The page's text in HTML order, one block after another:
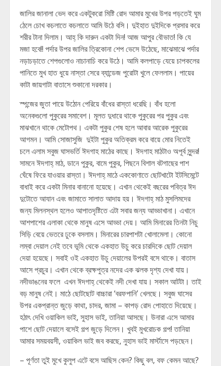
জালির জানালা ভেদ করে একটুকরো মিষ্টি রোদ আমার মুখের উপর পড়তেই ঘুম
ঠেলে চোখ কচলাতে কচলাতে আমি উঠে বসি। দুইহাত দুইদিকে প্রসার করে
শরীর টানা দিলাম। আহ্ কি দারুন একটা দিন! আজ আপুর বৌভাত! কি যে
মজা হবে!! পর্দার উপর জালির ত্রিকোনা শেপ ভেসে উঠেছে, মাঝেমাঝে পর্দার
নড়াচড়াতে শেপগুলোও নাচানাচি করে উঠে। আমি কলপাড়ে যেয়ে চাপকলের
পানিতে মুখ হাত ধুয়ে নাস্তা সেরে ব্যান্ডেজ পুরোটা খুলে ফেললাম। পায়ের
কাটা জায়গাটা বাতাসে শুকানো দরকার।
স্পন্জের জুতা পায়ে উঠোন পেরিয়ে বাঁধের রাস্তা ধরেছি। বাঁধ হলো
অনেকগুলো পুকুরের সমাবেশ। মূলত দুধারে থাকে পুকুরের পর পুকুর এবং
মাঝখানে থাকে মেটোপথ। একটা পুকুর শেষ হলে আবার আরেক পুকুরের
আগমন। আমি সোজাসুজি দুইটা পুকুর অতিক্রম করে বায়ে মোর নিতেই
চলে এলাম সবুজ ঘাসভর্তি ঈদগাহ মাঠের কাছে। ঈদগাহ মাঠটাও অপূর্ব সুন্দর!
সামনে ঈদগাহ্ মাঠ, ডানে পুকুর, বামে পুকুর, পিছনে বিশাল বটগাছের পাশ
ঘেঁষে ফিরে যাওয়ার রাস্তা। ঈদগাহ্ মাঠে এককোণাতে ছোটখাটো ইটসিমেন্টে
বাধাই করে একটা মিনার বানানো হয়েছে। এখান থেকেই বছরের পবিত্র ঈদ
দুটোতে আযান এবং জামাতে সালাত আদায় হয়। ঈদগাহ্ মাঠ মুসলিমদের
জন্য মিলনস্থল হলেও আপাতদৃষ্টিতে এটা সবার জন্য আড্ডাখানা। এখানে
আশপাশের এলাকা থেকে মানুষ এসে আড্ডা দেয়। আমি মিনারের তিনটা নিচু
সিড়ি বেয়ে ভেতরে ঢুকে বসলাম। মিনারের চারপাশটা খোলামেলা। কোনো
লম্বা দেয়াল নেই তবে ভূমি থেকে একহাত উচু করে চারদিকে ছোট দেয়াল
দেয়া হয়েছে। সবাই ওই একহাত উচু দেয়ালের উপরই বসে থাকে। বাতাস
আসে প্রচুর। এখান থেকে ব্রক্ষপুত্র নদের এক ঝলক দৃশ্য দেখা যায়।
নদীভাঙনের ফলে এখন ঈদগাহ্ থেকেই নদী দেখা যায়। সকাল আটটা। তাই
বড় মানুষ নেই। মাঠে ছোটছোট বাচ্চারা ‘বরফপানি’ খেলছে। সবুজ ঘাসের
উপর একপ্রান্ত জুড়ে কাথা, চাদর, জামা – কাপড় রোদ পোহাতে দিয়েছে।
হঠাৎ দেখি ওয়াকিল ভাই, সুহাস ভাই, তানিয়া আসছে। উনারা এসে আমার
পাশে ছোট দেয়ালে বসেই গল্প জুড়ে দিলেন। খুবই মুখরোচক গল্প! তানিয়া
আমার সময়বয়সী, ওয়াকিল ভাই জব করছে, নুহাস ভাই মার্স্টাসে পড়ছেন।
– পূর্ণতা তুই মুখে কুলুপ এটে বসে আছিস কেন? কিছু বল, বফ কেমন আছে?